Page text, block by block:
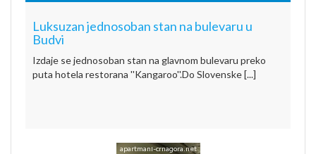
Luksuzan jednosoban stan na bulevaru u
Budvi
Izdaje se jednosoban stan na glavnom bulevaru preko
puta hotela restorana ''Kangaroo''.Do Slovenske [...]